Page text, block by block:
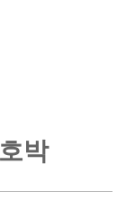
박